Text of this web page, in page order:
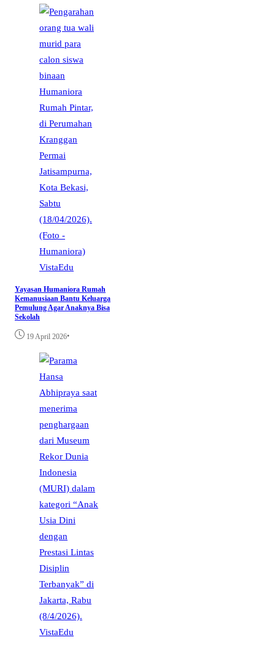
VistaEdu
Yayasan Humaniora Rumah
Kemanusiaan Bantu Keluarga
Pemulung Agar Anaknya Bisa
Sekolah
19 April 2026•
VistaEdu